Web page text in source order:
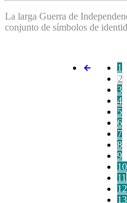
La larga Guerra de
conjunto de símbolos de
1
2
3
4
5
6
7
8
9
10
11
12
13